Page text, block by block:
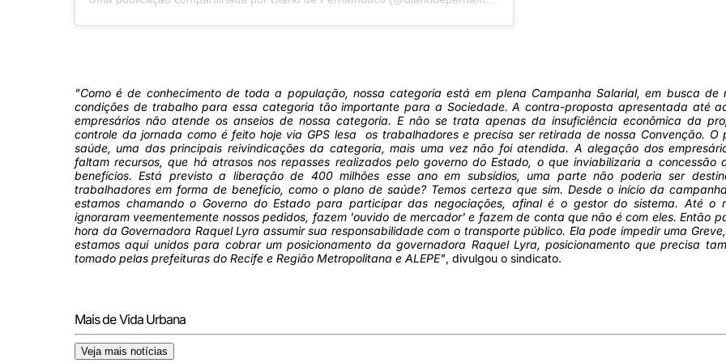
"Como é de conhecimento de toda a população, nossa categoria está em plena Campanha Salarial, em busca de
condições de trabalho para essa categoria tão importante para a Sociedade. A contra-proposta apresentada até
empresários não atende os anseios de nossa categoria. E não se trata apenas da insuficiência econômica da
controle da jornada como é feito hoje via GPS lesa os trabalhadores e precisa ser retirada de nossa Convenção. O
saúde, uma das principais reivindicações da categoria, mais uma vez não foi atendida. A alegação dos
faltam recursos, que há atrasos nos repasses realizados pelo governo do Estado, o que inviabilizaria a concessão
benefícios. Está previsto a liberação de 400 milhões esse ano em subsídios, uma parte não poderia ser
trabalhadores em forma de benefício, como o plano de saúde? Temos certeza que sim. Desde o início da
estamos chamando o Governo do Estado para participar das negociações, afinal é o gestor do sistema. Até o
ignoraram veementemente nossos pedidos, fazem 'ouvido de mercador' e fazem de conta que não é com eles. Então
hora da Governadora Raquel Lyra assumir sua responsabilidade com o transporte público. Ela pode impedir uma
estamos aqui unidos para cobrar um posicionamento da governadora Raquel Lyra, posicionamento que precisa
tomado pelas prefeituras do Recife e Região Metropolitana e ALEPE", divulgou o sindicato.
Mais de Vida Urbana
Veja mais notícias